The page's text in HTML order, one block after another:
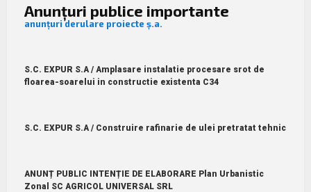
Anunțuri publice importante
anunțuri derulare proiecte ș.a.
S.C. EXPUR S.A / Amplasare instalatie procesare srot de
floarea-soarelui in constructie existenta C34
S.C. EXPUR S.A / Construire rafinarie de ulei pretratat tehnic
ANUNȚ PUBLIC INTENȚIE DE ELABORARE Plan Urbanistic
Zonal SC AGRICOL UNIVERSAL SRL